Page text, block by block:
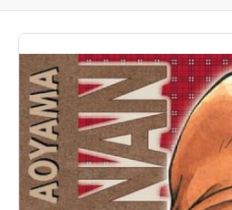
Saltar
al
final
de
la
galería
de
imágenes